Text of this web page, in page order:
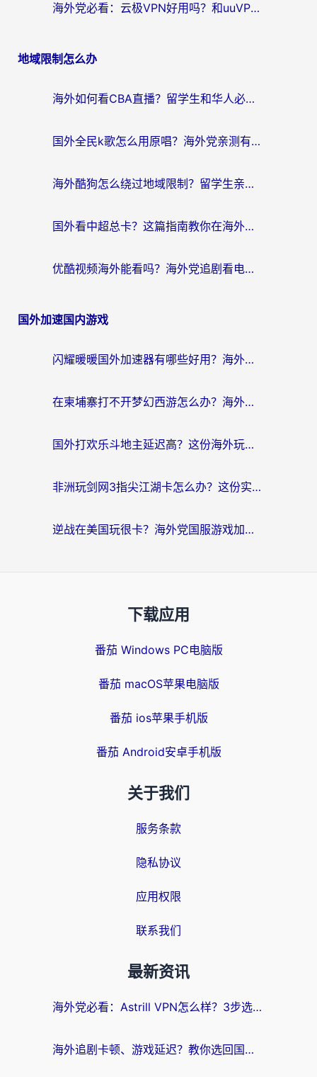
海外党必看：云极VPN好用吗？和uuVPN对比哪个回国效果更好？附真实体验+避坑指南
地域限制怎么办
海外如何看CBA直播？留学生和华人必看的无卡顿观赛指南
国外全民k歌怎么用原唱？海外党亲测有效的回国加速解决方案
海外酷狗怎么绕过地域限制？留学生亲测有效的回国加速器选择指南
国外看中超总卡？这篇指南教你在海外流畅看体育赛事+中文解说（附避坑技巧）
优酷视频海外能看吗？海外党追剧看电影的终极解决方案来了
国外加速国内游戏
闪耀暖暖国外加速器有哪些好用？海外党亲测的国服游戏加速终极指南
在柬埔寨打不开梦幻西游怎么办？海外玩家国服游戏加速终极指南
国外打欢乐斗地主延迟高？这份海外玩家国服游戏加速指南帮你解决卡顿烦恼
非洲玩剑网3指尖江湖卡怎么办？这份实测有效的国服游戏加速指南请收好
逆战在美国玩很卡？海外党国服游戏加速终极指南（附DNF宝可梦加速技巧）
下载应用
番茄 Windows PC电脑版
番茄 macOS苹果电脑版
番茄 ios苹果手机版
番茄 Android安卓手机版
关于我们
服务条款
隐私协议
应用权限
联系我们
最新资讯
海外党必看：Astrill VPN怎么样？3步选对回国加速器实现无缝刷剧玩游戏
海外追剧卡顿、游戏延迟？教你选回国加速器，附免费加速器试用一小时福利